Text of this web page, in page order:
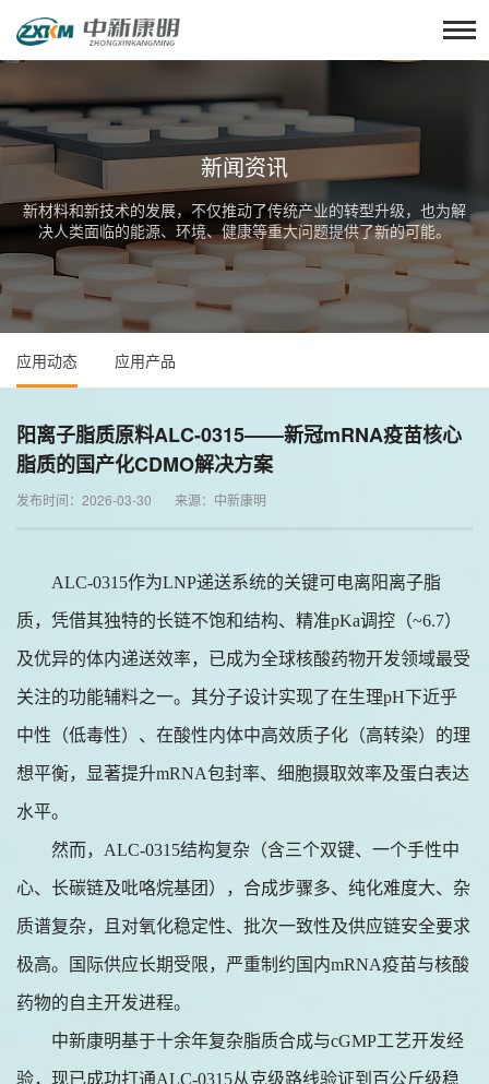
新闻资讯
新材料和新技术的发展，不仅推动了传统产业的转型升级，也为解
决人类面临的能源、环境、健康等重大问题提供了新的可能。
应用动态 应用产品
阳离子脂质原料ALC-0315——新冠mRNA疫苗核心
脂质的国产化CDMO解决方案
发布时间：2026-03-30 来源：中新康明
ALC-0315作为LNP递送系统的关键可电离阳离子脂
质，凭借其独特的长链不饱和结构、精准pKa调控（~6.7）
及优异的体内递送效率，已成为全球核酸药物开发领域最受
关注的功能辅料之一。其分子设计实现了在生理pH下近乎
中性（低毒性）、在酸性内体中高效质子化（高转染）的理
想平衡，显著提升mRNA包封率、细胞摄取效率及蛋白表达
水平。
然而， ALC-0315结构复杂（含三个双键、一个手性中
心、长碳链及吡咯烷基团），合成步骤多、纯化难度大、杂
质谱复杂，且对氧化稳定性、批次一致性及供应链安全要求
极高。国际供应长期受限，严重制约国内mRNA疫苗与核酸
药物的自主开发进程。
中新康明基于十余年复杂脂质合成与cGMP工艺开发经
验，现已成功打通ALC-0315从克级路线验证到百公斤级稳